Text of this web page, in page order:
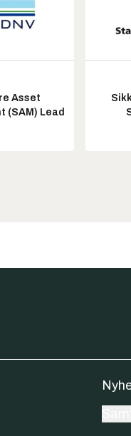
Asset
(SAM) Lead